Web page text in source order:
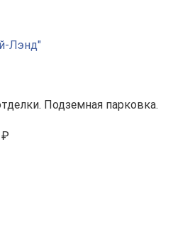
Лэнд"
Подземная парковка.
₽